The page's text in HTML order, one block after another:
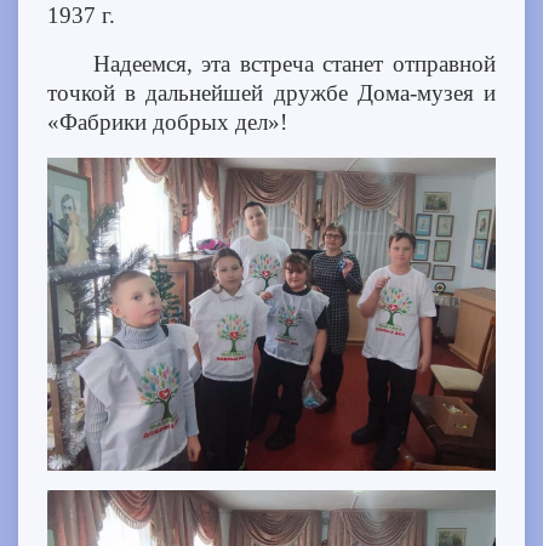
1937 г.
Надеемся, эта встреча станет отправной
точкой в дальнейшей дружбе Дома-музея и
«Фабрики добрых дел»!